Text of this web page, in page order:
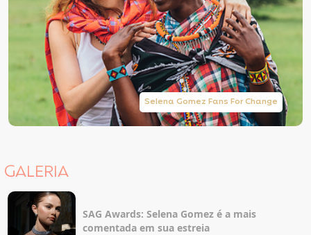
Selena Gomez Fans For Change
GALERIA
SAG Awards: Selena Gomez é a mais
comentada em sua estreia